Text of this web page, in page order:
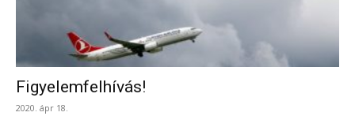
Figyelemfelhívás!
2020. ápr 18.